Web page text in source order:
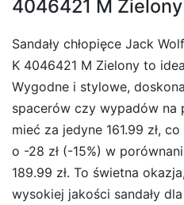
4046421 M
Sandały chłopięce Jack
K 4046421 M Zielony to
Wygodne i stylowe,
spacerów czy wypadów na
mieć za jedyne 161.99 zł,
o -28 zł (-15%) w
189.99 zł. To świetna
wysokiej jakości sandały